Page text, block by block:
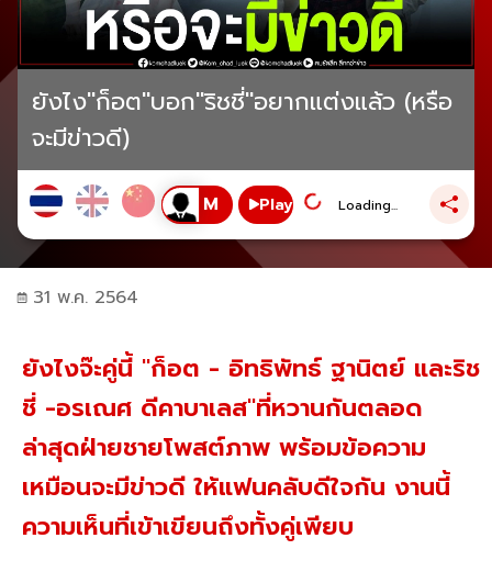
ยังไง"ก็อต"บอก"ริชชี่"อยากแต่งแล้ว (หรือ
จะมีข่าวดี)
Play Loading...
31 พ.ค. 2564
ยังไงจ๊ะคู่นี้ "ก็อต - อิทธิพัทธ์ ฐานิตย์ และริช
ชี่ -อรเณศ ดีคาบาเลส"ที่หวานกันตลอด
ล่าสุดฝ่ายชายโพสต์ภาพ พร้อมข้อความ
เหมือนจะมีข่าวดี ให้แฟนคลับดีใจกัน งานนี้
ความเห็นที่เข้าเขียนถึงทั้งคู่เพียบ